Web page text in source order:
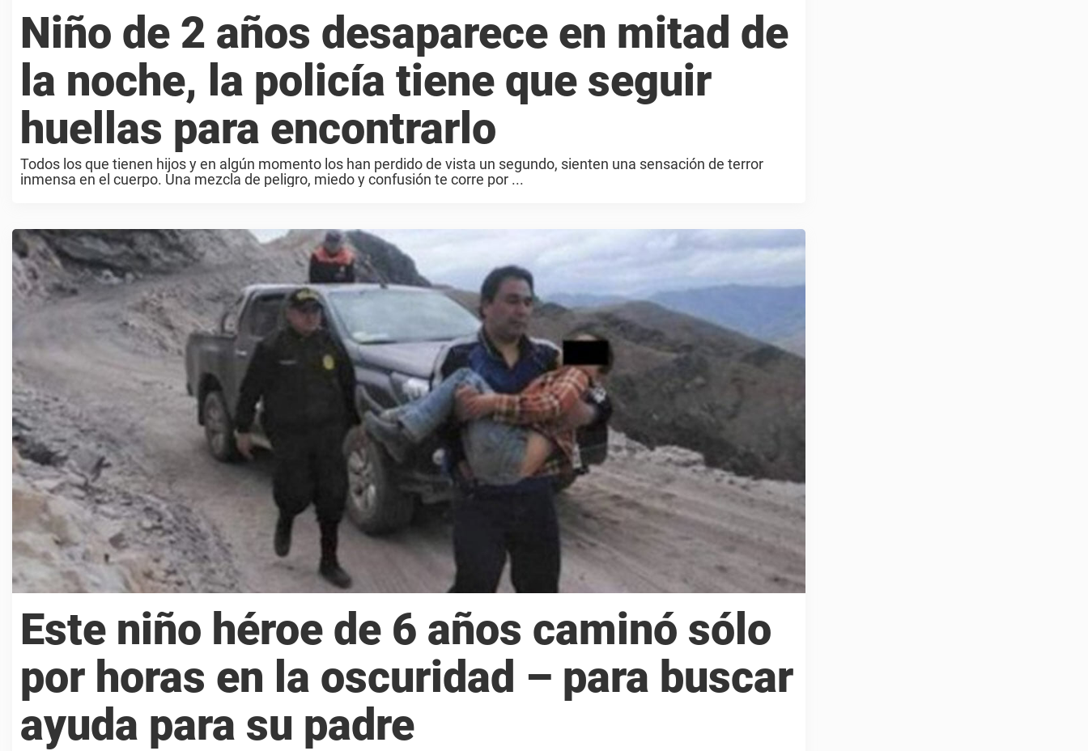
Niño de 2 años desaparece en mitad de
la noche, la policía tiene que seguir
huellas para encontrarlo
Todos los que tienen hijos y en algún momento los han perdido de vista un segundo, sienten una sensación de terror
inmensa en el cuerpo. Una mezcla de peligro, miedo y confusión te corre por ...
Este niño héroe de 6 años caminó sólo
por horas en la oscuridad – para buscar
ayuda para su padre